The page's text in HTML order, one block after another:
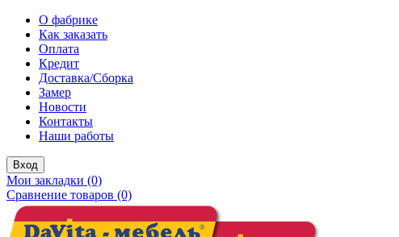
О фабрике
Как заказать
Оплата
Кредит
Доставка/Сборка
Замер
Новости
Контакты
Наши работы
Вход
Мои закладки (0)
Сравнение товаров (0)